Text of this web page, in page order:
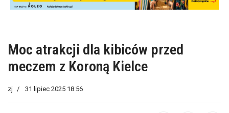
Moc atrakcji dla kibiców przed
meczem z Koroną Kielce
zj 31 lipiec 2025 18:56